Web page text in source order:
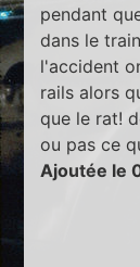
pendant
dans le
l'accident
rails alors
que le rat!
ou pas ce
Ajoutée le